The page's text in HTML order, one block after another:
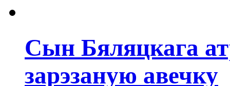
Сын Бяляцкага
зарэзаную авечку